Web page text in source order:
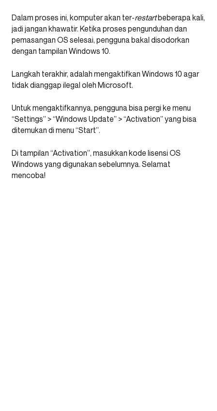
Dalam proses ini, komputer akan ter-restartbeberapa kali,
jadi jangan khawatir. Ketika proses pengunduhan dan
pemasangan OS selesai, pengguna bakal disodorkan
dengan tampilan Windows 10.
Langkah terakhir, adalah mengaktifkan Windows 10 agar
tidak dianggap ilegal oleh Microsoft.
Untuk mengaktifkannya, pengguna bisa pergi ke menu
“Settings” > “Windows Update” > “Activation” yang bisa
ditemukan di menu “Start”.
Di tampilan “Activation”, masukkan kode lisensi OS
Windows yang digunakan sebelumnya. Selamat
mencoba!